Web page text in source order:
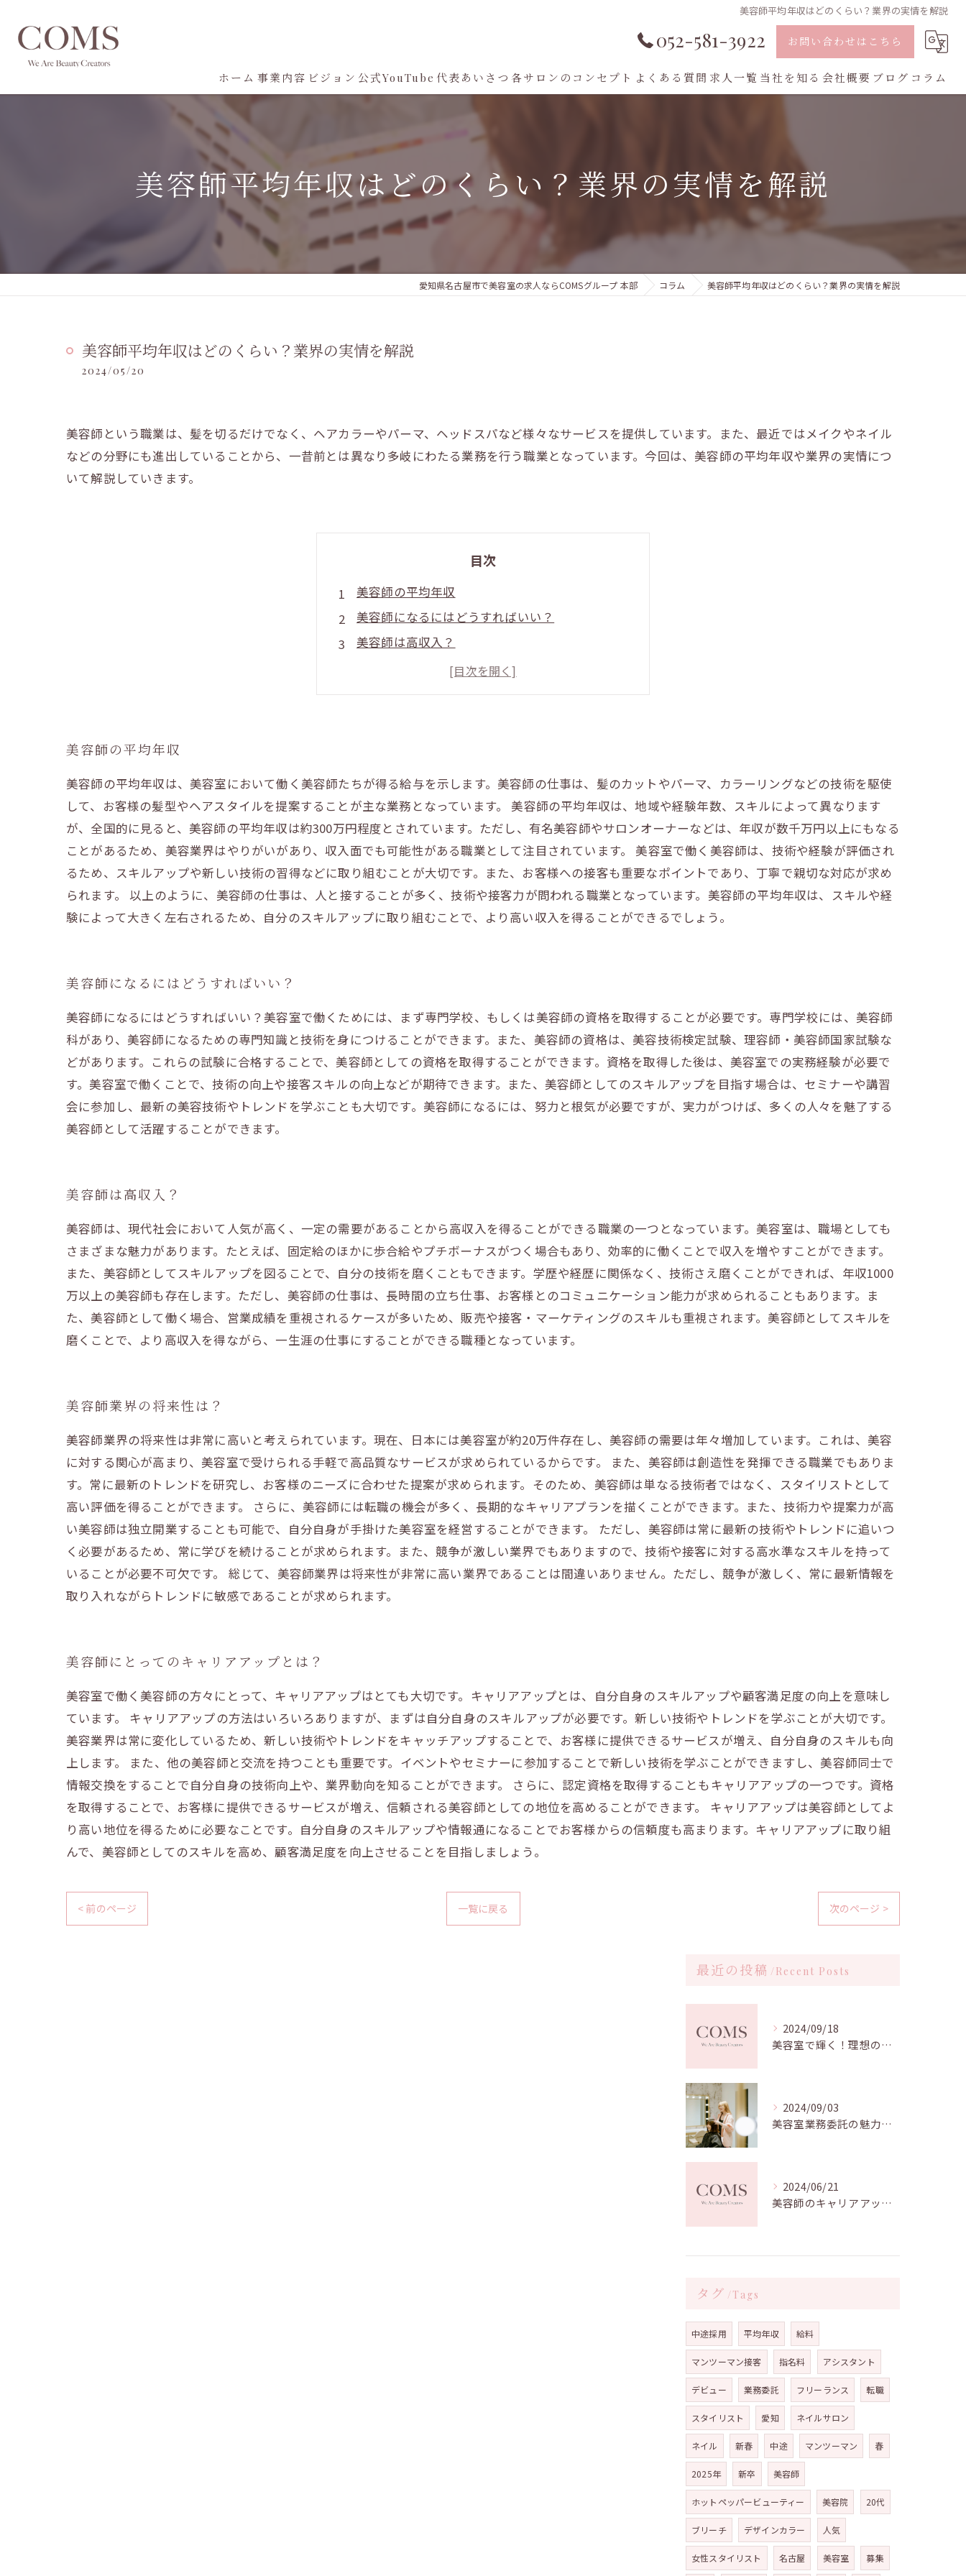
美容師平均年収はどのくらい？業界の実情を解説
052-581-3922 お問い合わせはこちら
ホーム 事業内容 ビジョン 公式YouTube 代表あいさつ 各サロンのコンセプト
AMANI. HAIR HOSPITAL
×８ By eight
THE OSCAR
よくある質問 求人一覧 当社を知る
スタイリスト
転職
フリーランス
会社概要 ブログ コラム
美容師平均年収はどのくらい？業界の実情を解説
愛知県名古屋市で美容室の求人ならCOMSグループ 本部 コラム 美容師平均年収はどのくらい？業界の実情を解説
美容師平均年収はどのくらい？業界の実情を解説
2024/05/20
美容師という職業は、髪を切るだけでなく、ヘアカラーやパーマ、ヘッドスパなど様々なサービスを提供しています。また、最近ではメイクやネイル
などの分野にも進出していることから、一昔前とは異なり多岐にわたる業務を行う職業となっています。今回は、美容師の平均年収や業界の実情につ
いて解説していきます。
目次
美容師の平均年収
美容師になるにはどうすればいい？
美容師は高収入？
美容師業界の将来性は？
美容師にとってのキャリアアップとは？
美容師の平均年収
美容師の平均年収は、美容室において働く美容師たちが得る給与を示します。美容師の仕事は、髪のカットやパーマ、カラーリングなどの技術を駆使
して、お客様の髪型やヘアスタイルを提案することが主な業務となっています。 美容師の平均年収は、地域や経験年数、スキルによって異なります
が、全国的に見ると、美容師の平均年収は約300万円程度とされています。ただし、有名美容師やサロンオーナーなどは、年収が数千万円以上にもなる
ことがあるため、美容業界はやりがいがあり、収入面でも可能性がある職業として注目されています。 美容室で働く美容師は、技術や経験が評価され
るため、スキルアップや新しい技術の習得などに取り組むことが大切です。また、お客様への接客も重要なポイントであり、丁寧で親切な対応が求め
られます。 以上のように、美容師の仕事は、人と接することが多く、技術や接客力が問われる職業となっています。美容師の平均年収は、スキルや経
験によって大きく左右されるため、自分のスキルアップに取り組むことで、より高い収入を得ることができるでしょう。
美容師になるにはどうすればいい？
美容師になるにはどうすればいい？美容室で働くためには、まず専門学校、もしくは美容師の資格を取得することが必要です。専門学校には、美容師
科があり、美容師になるための専門知識と技術を身につけることができます。また、美容師の資格は、美容技術検定試験、理容師・美容師国家試験な
どがあります。これらの試験に合格することで、美容師としての資格を取得することができます。資格を取得した後は、美容室での実務経験が必要で
す。美容室で働くことで、技術の向上や接客スキルの向上などが期待できます。また、美容師としてのスキルアップを目指す場合は、セミナーや講習
会に参加し、最新の美容技術やトレンドを学ぶことも大切です。美容師になるには、努力と根気が必要ですが、実力がつけば、多くの人々を魅了する
美容師として活躍することができます。
美容師は高収入？
美容師は、現代社会において人気が高く、一定の需要があることから高収入を得ることができる職業の一つとなっています。美容室は、職場としても
さまざまな魅力があります。たとえば、固定給のほかに歩合給やプチボーナスがつく場合もあり、効率的に働くことで収入を増やすことができます。
また、美容師としてスキルアップを図ることで、自分の技術を磨くこともできます。学歴や経歴に関係なく、技術さえ磨くことができれば、年収1000
万以上の美容師も存在します。ただし、美容師の仕事は、長時間の立ち仕事、お客様とのコミュニケーション能力が求められることもあります。ま
た、美容師として働く場合、営業成績を重視されるケースが多いため、販売や接客・マーケティングのスキルも重視されます。美容師としてスキルを
磨くことで、より高収入を得ながら、一生涯の仕事にすることができる職種となっています。
美容師業界の将来性は？
美容師業界の将来性は非常に高いと考えられています。現在、日本には美容室が約20万件存在し、美容師の需要は年々増加しています。これは、美容
に対する関心が高まり、美容室で受けられる手軽で高品質なサービスが求められているからです。 また、美容師は創造性を発揮できる職業でもありま
す。常に最新のトレンドを研究し、お客様のニーズに合わせた提案が求められます。そのため、美容師は単なる技術者ではなく、スタイリストとして
高い評価を得ることができます。 さらに、美容師には転職の機会が多く、長期的なキャリアプランを描くことができます。また、技術力や提案力が高
い美容師は独立開業することも可能で、自分自身が手掛けた美容室を経営することができます。 ただし、美容師は常に最新の技術やトレンドに追いつ
く必要があるため、常に学びを続けることが求められます。また、競争が激しい業界でもありますので、技術や接客に対する高水準なスキルを持って
いることが必要不可欠です。 総じて、美容師業界は将来性が非常に高い業界であることは間違いありません。ただし、競争が激しく、常に最新情報を
取り入れながらトレンドに敏感であることが求められます。
美容師にとってのキャリアアップとは？
美容室で働く美容師の方々にとって、キャリアアップはとても大切です。キャリアアップとは、自分自身のスキルアップや顧客満足度の向上を意味し
ています。 キャリアアップの方法はいろいろありますが、まずは自分自身のスキルアップが必要です。新しい技術やトレンドを学ぶことが大切です。
美容業界は常に変化しているため、新しい技術やトレンドをキャッチアップすることで、お客様に提供できるサービスが増え、自分自身のスキルも向
上します。 また、他の美容師と交流を持つことも重要です。イベントやセミナーに参加することで新しい技術を学ぶことができますし、美容師同士で
情報交換をすることで自分自身の技術向上や、業界動向を知ることができます。 さらに、認定資格を取得することもキャリアアップの一つです。資格
を取得することで、お客様に提供できるサービスが増え、信頼される美容師としての地位を高めることができます。 キャリアアップは美容師としてよ
り高い地位を得るために必要なことです。自分自身のスキルアップや情報通になることでお客様からの信頼度も高まります。キャリアアップに取り組
んで、美容師としてのスキルを高め、顧客満足度を向上させることを目指しましょう。
< 前のページ 一覧に戻る 次のページ >
最近の投稿 Recent Posts
2024/09/18
美容室で輝く！理想のスタイリストへの道
2024/09/03
美容室業務委託の魅力と成功の秘訣：自由な働き方を実現する
2024/06/21
美容師のキャリアアップの可能性とは？幅広い活躍の場を得る方法
タグ Tags
中途採用 平均年収 給料
マンツーマン接客 指名料 アシスタント
デビュー 業務委託 フリーランス 転職
スタイリスト 愛知 ネイルサロン
ネイル 新春 中途 マンツーマン 春
2025年 新卒 美容師
ホットペッパービューティー 美容院 20代
ブリーチ デザインカラー 人気
女性スタイリスト 名古屋 美容室 募集